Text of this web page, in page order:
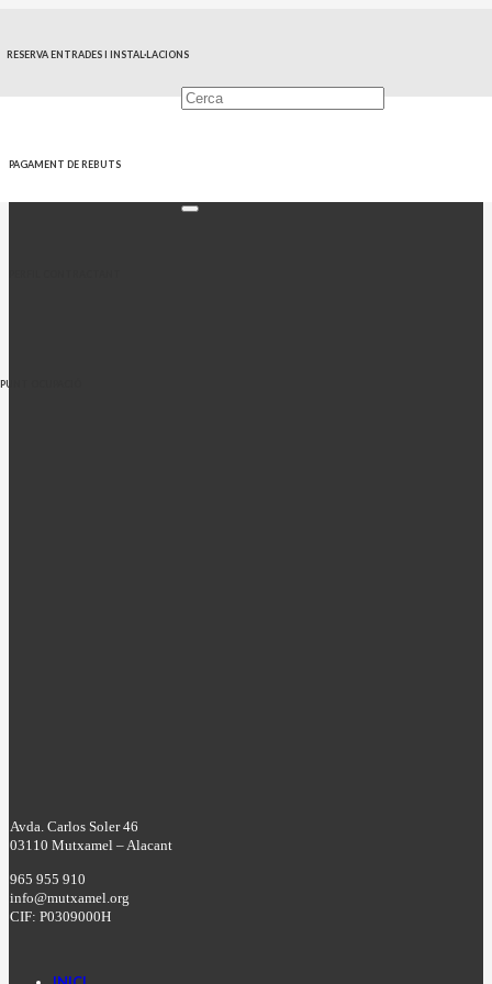
RESERVA ENTRADES I INSTAL·LACIONS
PAGAMENT DE REBUTS
PUNT OCUPACIÓ
Avda. Carlos Soler 46
03110 Mutxamel – Alacant
965 955 910
info@mutxamel.org
CIF: P0309000H